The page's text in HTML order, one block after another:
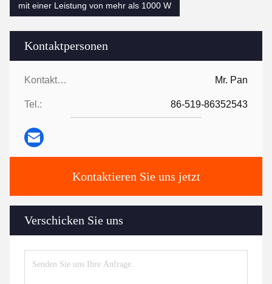
Kontaktpersonen
Kontaktpersonen: Mr. Pan
Tel.: 86-519-86352543
Kontaktieren Sie uns jetzt
Verschicken Sie uns
mit einer Leistung von mehr als 1000 W